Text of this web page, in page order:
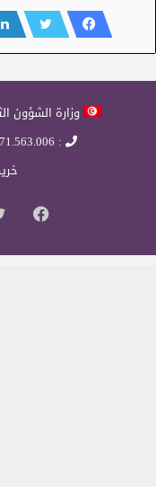
وزارة الشؤون الثقافية |
: 71.563.006